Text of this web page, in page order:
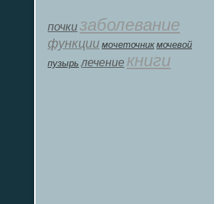
почкизаболевание
функции мοчеточник мочевой
пузырь лечение книги